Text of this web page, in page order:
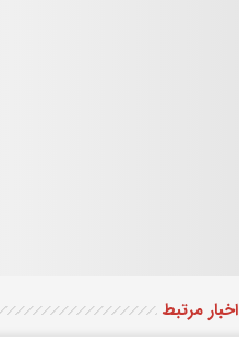
اخبار مرتبط